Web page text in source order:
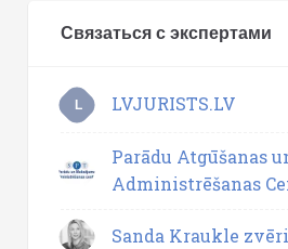
Связаться с экспертами
L LVJURISTS.LV
Parādu Atgūšanas
Administrēšanas
Sanda Kraukle